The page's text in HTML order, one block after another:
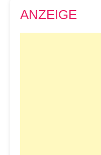
ANZEIGE